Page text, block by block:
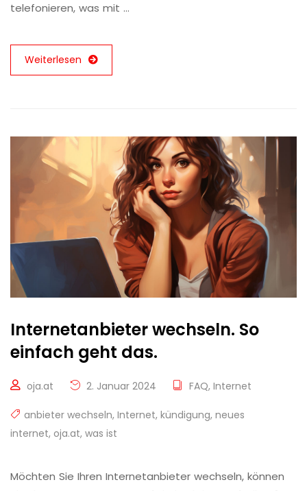
telefonieren, was mit …
Weiterlesen
Internetanbieter wechseln. So
einfach geht das.
oja.at 2. Januar 2024 FAQ, Internet
anbieter wechseln, Internet, kündigung, neues
internet, oja.at, was ist
Möchten Sie Ihren Internetanbieter wechseln, können